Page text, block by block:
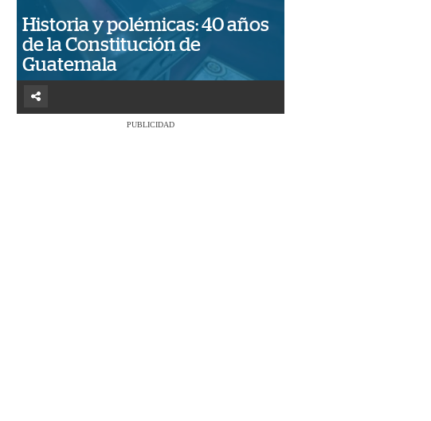
Historia y polémicas: 40 años
de la Constitución de
Guatemala
PUBLICIDAD